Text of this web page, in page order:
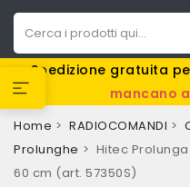
Spedizione gratuita
mancano
Home RADIOCOMANDI
Prolunghe
Hitec
60 cm (art. 57350S)